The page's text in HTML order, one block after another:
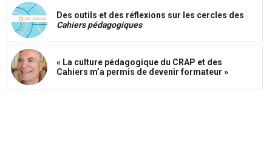
Des outils et des réflexions sur les cercles des
Cahiers pédagogiques
« La culture pédagogique du CRAP et des
Cahiers m’a permis de devenir formateur »